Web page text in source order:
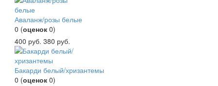
Аваланж/розы белые
0 (оценок 0)
400 руб. 380 руб.
Бакарди белый/хризантемы
0 (оценок 0)